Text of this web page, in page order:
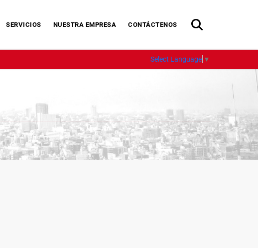
SERVICIOS NUESTRA EMPRESA CONTÁCTENOS
Select Language ▼